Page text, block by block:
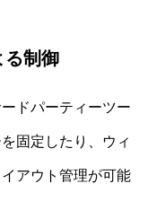
る制御
ドパーティーツー
固定したり、ウィ
アウト管理が可能